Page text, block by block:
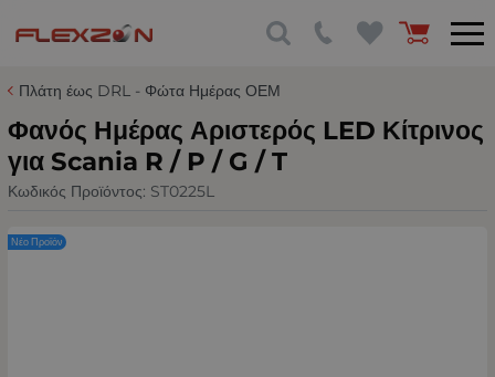
Πλάτη έως DRL - Φώτα Ημέρας ΟΕΜ
Φανός Ημέρας Αριστερός LED Κίτρινος
για Scania R / P / G / T
Κωδικός Προϊόντος: ST0225L
Νέο Προϊόν